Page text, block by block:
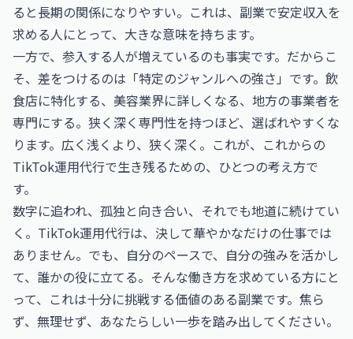
ると長期の関係になりやすい。これは、副業で安定収入を
求める人にとって、大きな意味を持ちます。
一方で、参入する人が増えているのも事実です。だからこ
そ、差をつけるのは「特定のジャンルへの強さ」です。飲
食店に特化する、美容業界に詳しくなる、地方の事業者を
専門にする。狭く深く専門性を持つほど、選ばれやすくな
ります。広く浅くより、狭く深く。これが、これからの
TikTok運用代行で生き残るための、ひとつの考え方で
す。
数字に追われ、孤独と向き合い、それでも地道に続けてい
く。TikTok運用代行は、決して華やかなだけの仕事では
ありません。でも、自分のペースで、自分の強みを活かし
て、誰かの役に立てる。そんな働き方を求めている方にと
って、これは十分に挑戦する価値のある副業です。焦ら
ず、無理せず、あなたらしい一歩を踏み出してください。